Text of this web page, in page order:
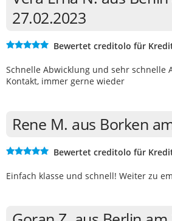
27.02.2023
Bewertet creditolo für
Schnelle Abwicklung und sehr schnelle
Kontakt, immer gerne wieder
Rene M. aus Borken
Bewertet creditolo für
Einfach klasse und schnell! Weiter zu